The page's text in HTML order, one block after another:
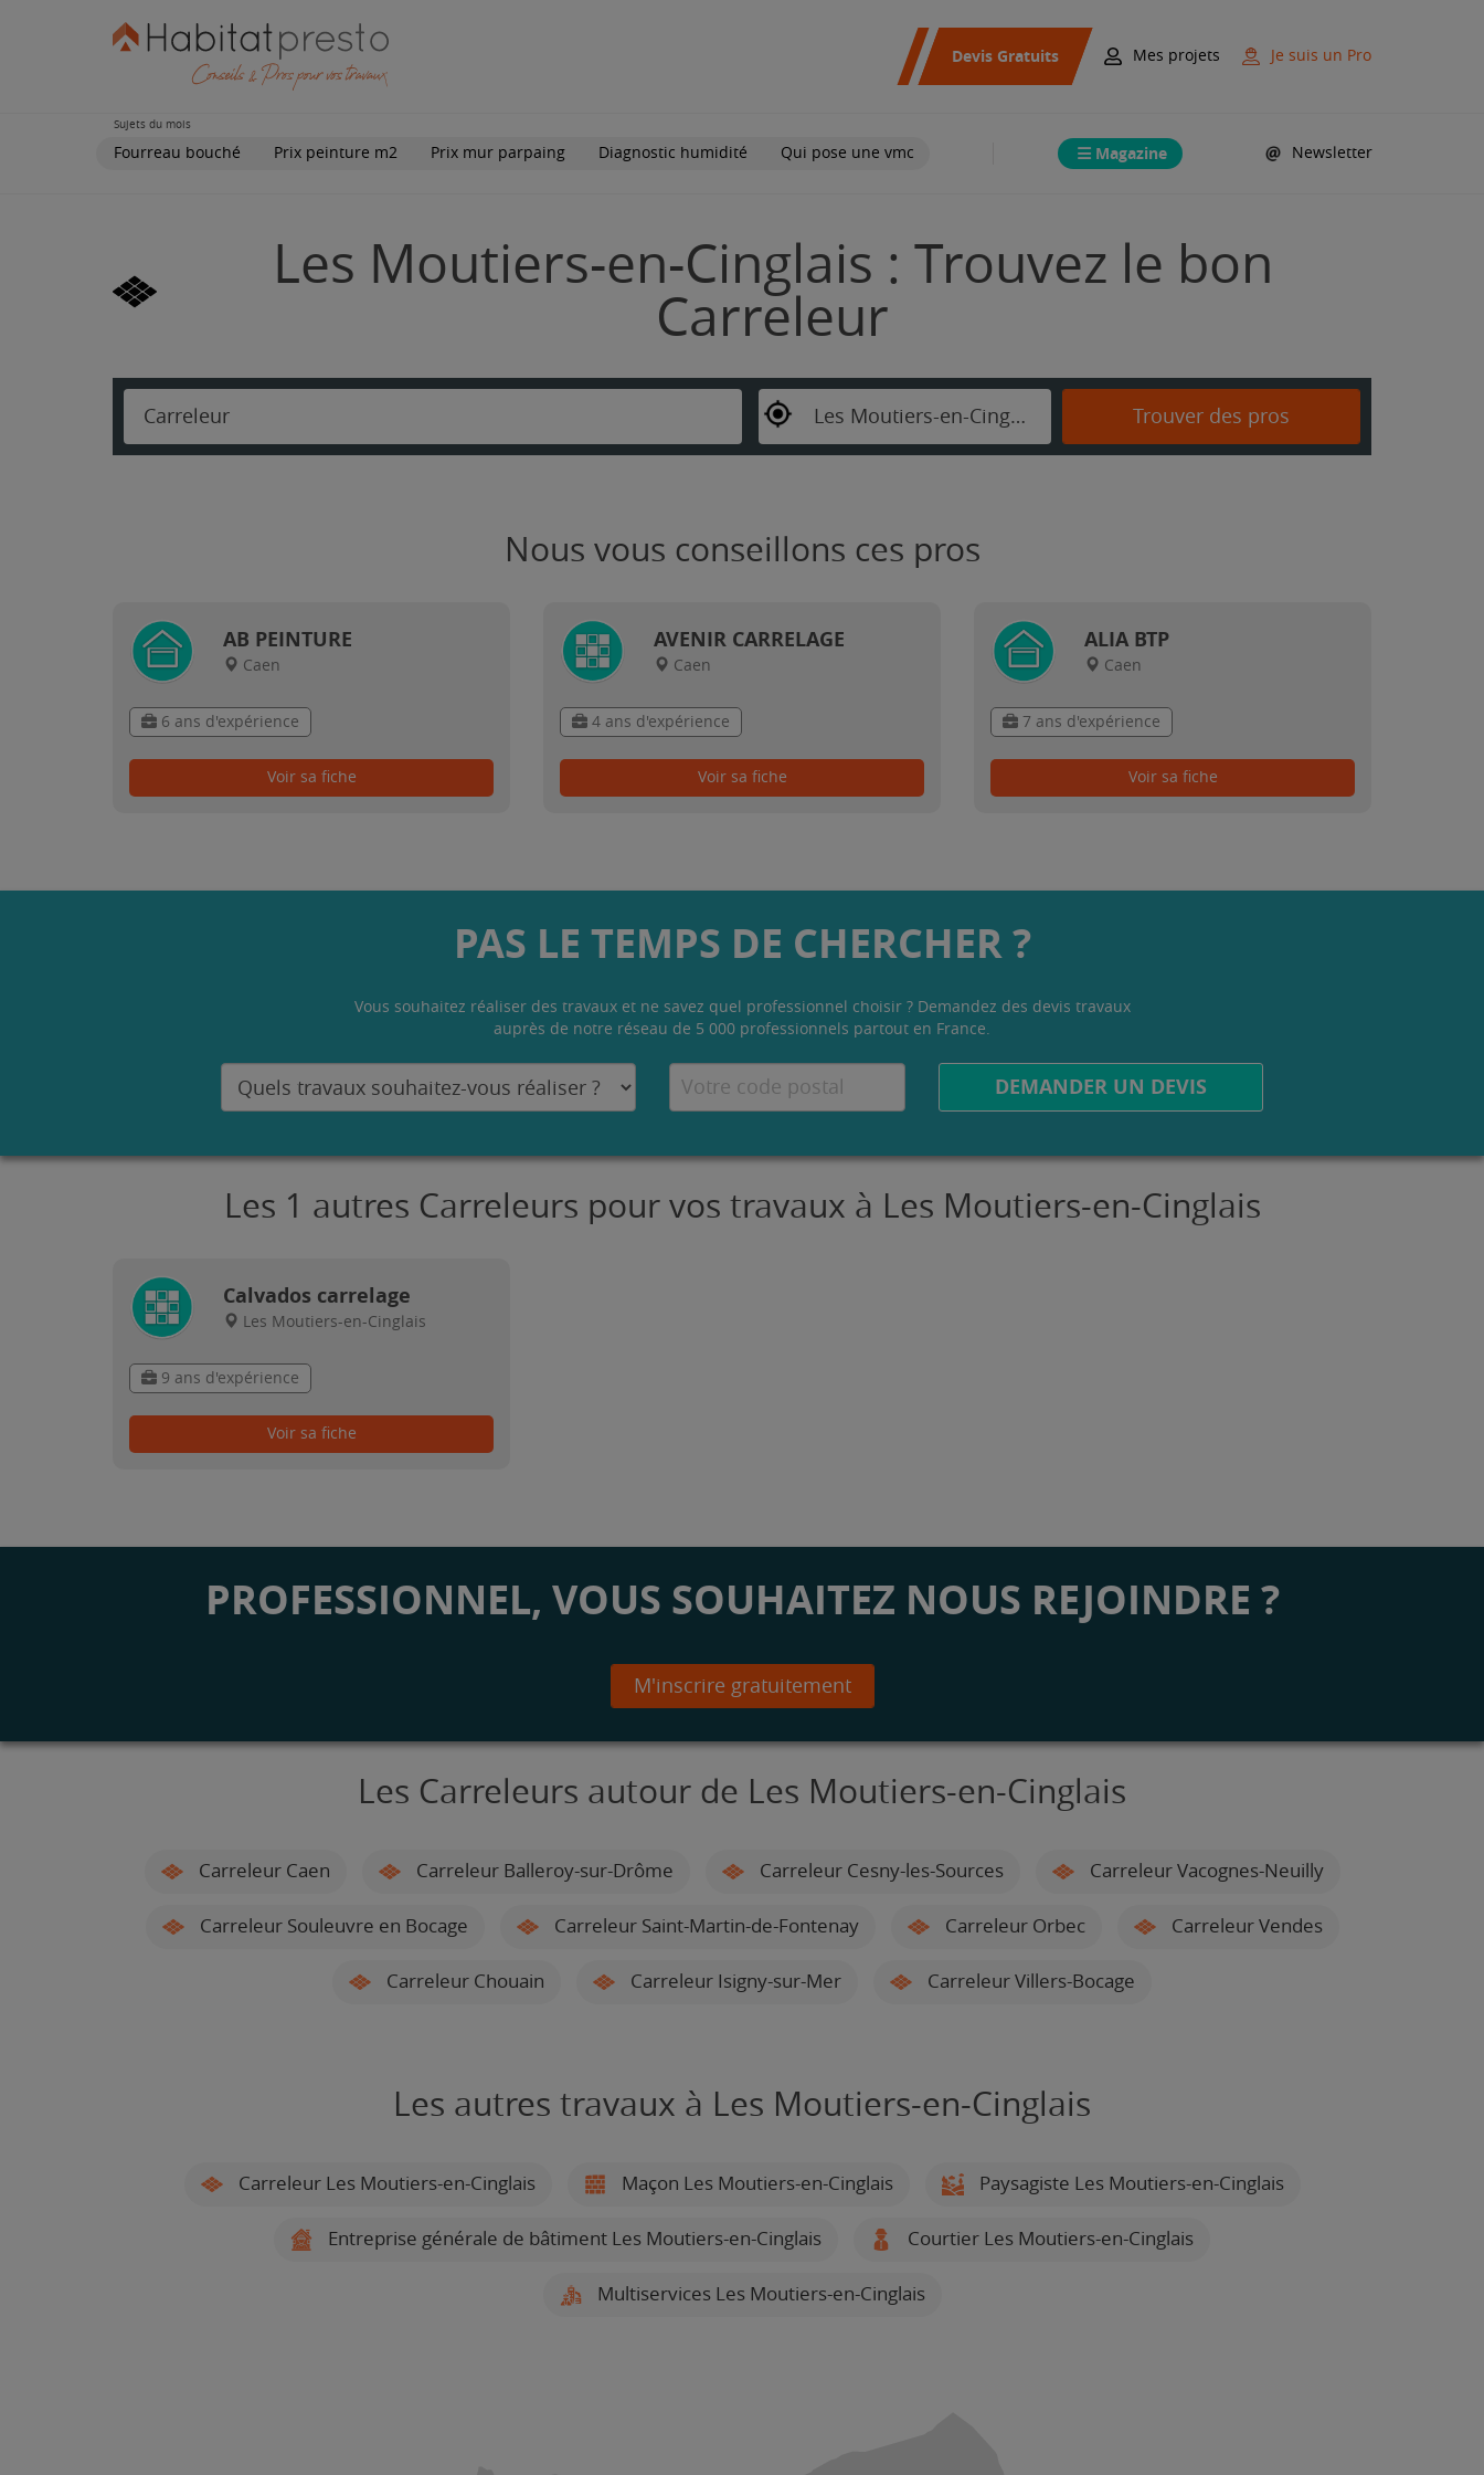
Devis Gratuits Mes projets Je suis un Pro
Sujets du mois
Fourreau bouché Prix peinture m2 Prix mur parpaing Diagnostic humidité Qui pose une vmc Magazine Newsletter
Les Moutiers-en-Cinglais : Trouvez le bon
Carreleur
Carreleur Les Moutiers-en-Cinglais Trouver des pros
Nous vous conseillons ces pros
AB PEINTURE
Caen
6 ans d'expérience
Voir sa fiche
AVENIR CARRELAGE
Caen
4 ans d'expérience
Voir sa fiche
ALIA BTP
Caen
7 ans d'expérience
Voir sa fiche
PAS LE TEMPS DE CHERCHER ?
Vous souhaitez réaliser des travaux et ne savez quel professionnel choisir ? Demandez des devis travaux
auprès de notre réseau de 5 000 professionnels partout en France.
DEMANDER UN DEVIS
Les 1 autres Carreleurs pour vos travaux à Les Moutiers-en-Cinglais
Calvados carrelage
Les Moutiers-en-Cinglais
9 ans d'expérience
Voir sa fiche
PROFESSIONNEL, VOUS SOUHAITEZ NOUS REJOINDRE ?
M'inscrire gratuitement
Les Carreleurs autour de Les Moutiers-en-Cinglais
Carreleur Caen Carreleur Balleroy-sur-Drôme Carreleur Cesny-les-Sources Carreleur Vacognes-Neuilly
Carreleur Souleuvre en Bocage Carreleur Saint-Martin-de-Fontenay Carreleur Orbec Carreleur Vendes
Carreleur Chouain Carreleur Isigny-sur-Mer Carreleur Villers-Bocage
Les autres travaux à Les Moutiers-en-Cinglais
Carreleur Les Moutiers-en-Cinglais Maçon Les Moutiers-en-Cinglais Paysagiste Les Moutiers-en-Cinglais
Entreprise générale de bâtiment Les Moutiers-en-Cinglais Courtier Les Moutiers-en-Cinglais
Multiservices Les Moutiers-en-Cinglais